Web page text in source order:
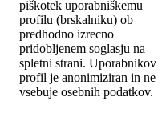
piškotek uporabniškemu
profilu (brskalniku) ob
predhodno izrecno
pridobljenem soglasju na
spletni strani. Uporabnikov
profil je anonimiziran in ne
vsebuje osebnih podatkov.